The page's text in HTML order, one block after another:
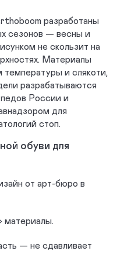
разработаны
сезонов — весны и
не скользит на
Материалы
температуры и слякоти,
разрабатываются
России и
для
стоп.
обуви для
от арт-бюро в
материалы.
— не сдавливает